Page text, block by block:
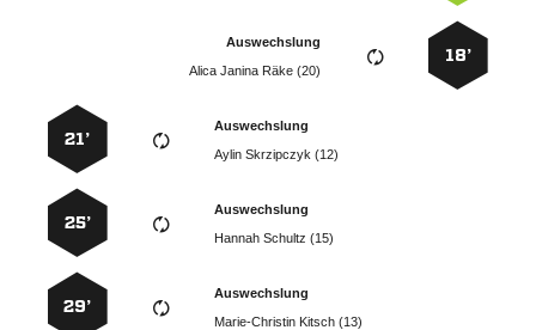
18’
Auswechslung
   
Auswechslung
  
21’
Auswechslung
  
25’
Auswechslung
  
29’